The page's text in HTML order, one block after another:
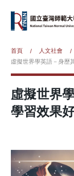
首頁 / 人文社會
/
虛擬世界學英語－身歷
虛擬世界
學習效果